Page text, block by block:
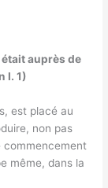
auprès de
I. 1)
est placé au
non pas
commencement
même, dans la